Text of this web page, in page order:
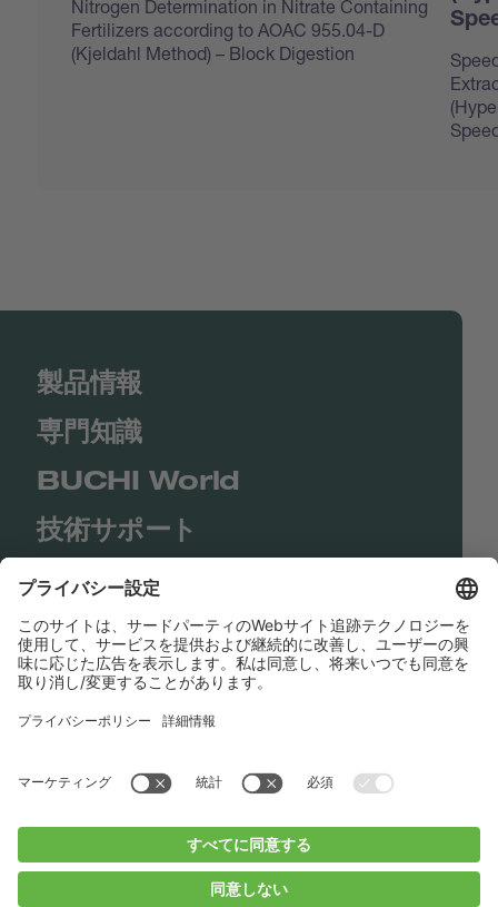
Nitrogen Determination in Nitrate Containing
Fertilizers according to AOAC 955.04-D
(Kjeldahl Method) – Block Digestion
製品情報
専門知識
BUCHI World
技術サポート
Shop
Contact us
BUCHI Worldwide
Blogs